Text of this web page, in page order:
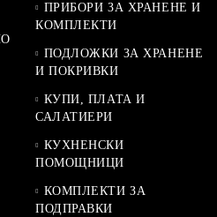
ПРИБОРИ ЗА ХРАНЕНЕ И
КОМПЛЕКТИ
ПОДЛОЖКИ ЗА ХРАНЕНЕ
И ПОКРИВКИ
КУПИ, ПЛАТА И
САЛАТИЕРИ
КУХНЕНСКИ
ПОМОЩНИЦИ
КОМПЛЕКТИ ЗА
ПОДПРАВКИ